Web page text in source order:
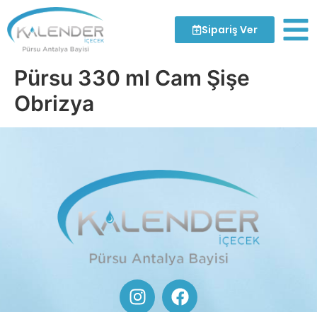
Sipariş Ver
Pürsu 330 ml Cam Şişe
Obrizya